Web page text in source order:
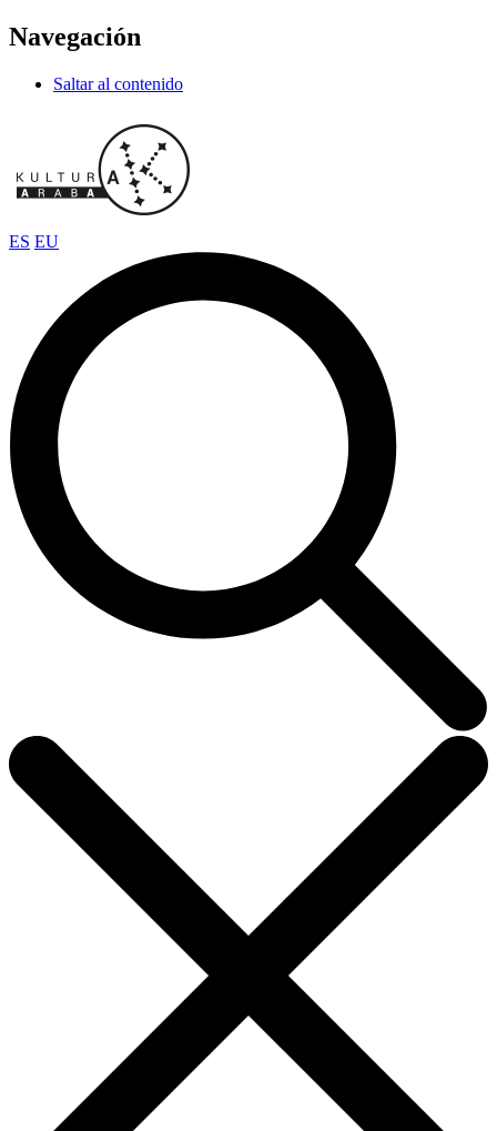
Navegación
Saltar al contenido
ES EU